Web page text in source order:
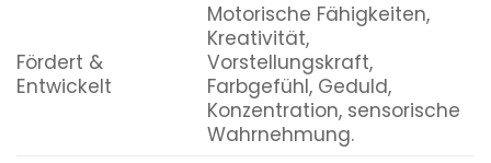
Fördert &
Entwickelt
Motorische Fähigkeiten,
Kreativität,
Vorstellungskraft,
Farbgefühl, Geduld,
Konzentration, sensorische
Wahrnehmung.